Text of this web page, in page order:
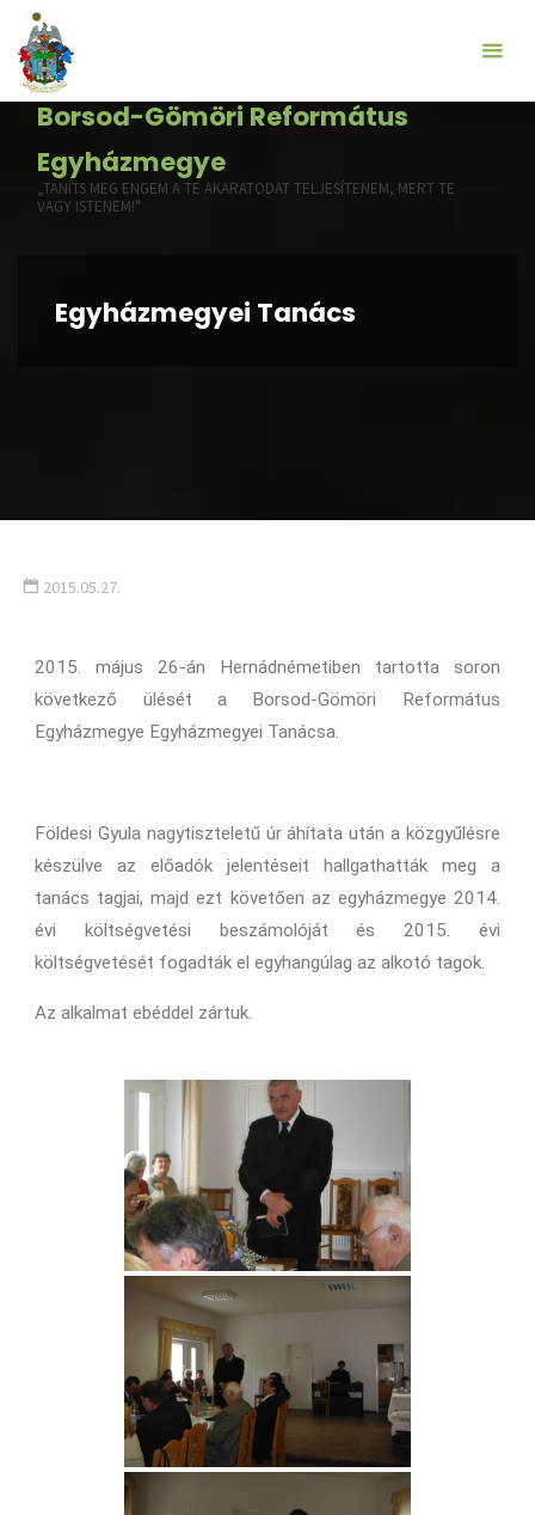
Borsod-Gömöri Református
Egyházmegye
„TANÍTS MEG ENGEM A TE AKARATODAT TELJESÍTENEM, MERT TE
VAGY ISTENEM!"
Egyházmegyei Tanács
2015.05.27.
2015. május 26-án Hernádnémetiben tartotta soron
következő ülését a Borsod-Gömöri Református
Egyházmegye Egyházmegyei Tanácsa.
Földesi Gyula nagytiszteletű úr áhítata után a közgyűlésre
készülve az előadók jelentéseit hallgathatták meg a
tanács tagjai, majd ezt követően az egyházmegye 2014.
évi költségvetési beszámolóját és 2015. évi
költségvetését fogadták el egyhangúlag az alkotó tagok.
Az alkalmat ebéddel zártuk.